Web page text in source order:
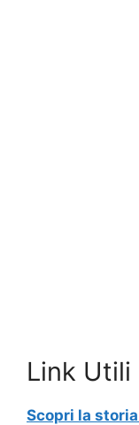
Link Utili
Scopri la